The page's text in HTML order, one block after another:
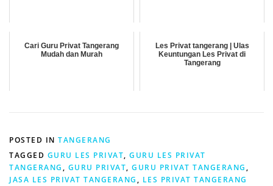
Cari Guru Privat Tangerang
Mudah dan Murah
Les Privat tangerang | Ulas
Keuntungan Les Privat di
Tangerang
POSTED IN TANGERANG
TAGGED GURU LES PRIVAT, GURU LES PRIVAT
TANGERANG, GURU PRIVAT, GURU PRIVAT TANGERANG,
JASA LES PRIVAT TANGERANG, LES PRIVAT TANGERANG